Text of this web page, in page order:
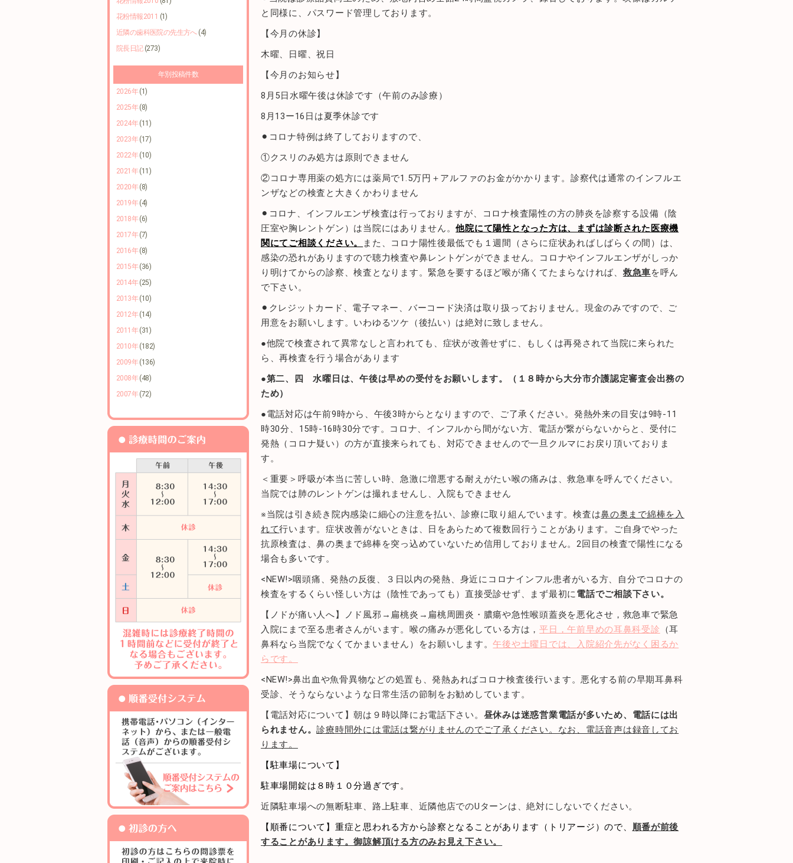
花粉情報2011 (1)
近隣の歯科医院の先生方へ(4)
院長日記(273)
年別投稿件数
2026年(1)
2025年(8)
2024年(11)
2023年(17)
2022年(10)
2021年(11)
2020年(8)
2019年(4)
2018年(6)
2017年(7)
2016年(8)
2015年(36)
2014年(25)
2013年(10)
2012年(14)
2011年(31)
2010年(182)
2009年(136)
2008年(48)
2007年(72)
と同様に、パスワード管理しております。
【今月の休診】
木曜、日曜、祝日
【今月のお知らせ】
8月5日水曜午後は休診です（午前のみ診療）
8月13ー16日は夏季休診です
⚫︎コロナ特例は終了しておりますので、
①クスリのみ処方は原則できません
②コロナ専用薬の処方には薬局で1.5万円＋アルファのお金がかかります。診察代は通常のインフルエ
ンザなどの検査と大きくかわりません
⚫︎コロナ、インフルエンザ検査は行っておりますが、コロナ検査陽性の方の肺炎を診察する設備（陰
圧室や胸レントゲン）は当院にはありません。他院にて陽性となった方は、まずは診断された医療機
関にてご相談ください。
また、コロナ陽性後最低でも１週間（さらに症状あればしばらくの間）は、
感染の恐れがありますので聴力検査や鼻レントゲンができません。コロナやインフルエンザがしっか
り明けてからの診察、検査となります。緊急を要するほど喉が痛くてたまらなければ、救急車を呼ん
で下さい。
⚫︎クレジットカード、電子マネー、バーコード決済は取り扱っておりません。現金のみですので、ご
用意をお願いします。いわゆるツケ（後払い）は絶対に致しません。
●他院で検査されて異常なしと言われても、症状が改善せずに、もしくは再発されて当院に来られた
ら、再検査を行う場合があります
●第二、四 水曜日は、午後は早めの受付をお願いします。（１８時から大分市介護認定審査会出務の
ため）
●電話対応は午前9時から、午後3時からとなりますので、ご了承ください。発熱外来の目安は9時-11
時30分、15時-16時30分です。コロナ、インフルから間がない方、電話が繋がらないからと、受付に
発熱（コロナ疑い）の方が直接来られても、対応できませんので一旦クルマにお戻り頂いておりま
す。
＜重要＞呼吸が本当に苦しい時、急激に増悪する耐えがたい喉の痛みは、救急車を呼んでください。
当院では肺のレントゲンは撮れませんし、入院もできません
※当院は引き続き院内感染に細心の注意を払い、診療に取り組んでいます。検査は鼻の奥まで綿棒を入
れて行います。症状改善がないときは、日をあらためて複数回行うことがあります。ご自身でやった
抗原検査は、鼻の奥まで綿棒を突っ込めていないため信用しておりません。2回目の検査で陽性になる
場合も多いです。
<NEW!>咽頭痛、発熱の反復、３日以内の発熱、身近にコロナインフル患者がいる方、自分でコロナの
検査をするくらい怪しい方は（陰性であっても）直接受診せず、まず最初に電話でご相談下さい。
【ノドが痛い人へ】ノド風邪→扁桃炎→扁桃周囲炎・膿瘍や急性喉頭蓋炎を悪化させ，救急車で緊急
入院にまで至る患者さんがいます。喉の痛みが悪化している方は，平日，午前早めの耳鼻科受診 （耳
鼻科なら当院でなくてかまいません）をお願いします。午後や土曜日では、入院紹介先がなく困るか
らです。
<NEW!>鼻出血や魚骨異物などの処置も、発熱あればコロナ検査後行います。悪化する前の早期耳鼻科
受診、そうならないような日常生活の節制をお勧めしています。
【電話対応について】朝は９時以降にお電話下さい。 昼休みは迷惑営業電話が多いため、電話には出
られません。診療時間外には電話は繋がりませんのでご了承ください。なお、電話音声は録音してお
ります。
【駐車場について】
駐車場開錠は８時１０分過ぎです。
近隣駐車場への無断駐車、路上駐車、近隣他店でのUターンは、絶対にしないでください。
【順番について】重症と思われる方から診察となることがあります（トリアージ）ので、 順番が前後
することがあります。御諒解頂ける方のみお見え下さい。